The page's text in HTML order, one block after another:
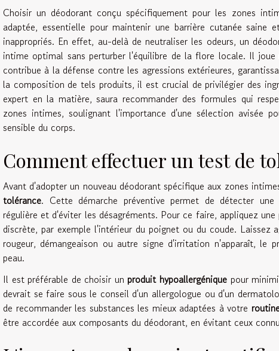
Choisir un déodorant conçu spécifiquement pour les zones
adaptée, essentielle pour maintenir une barrière cutanée
inappropriés. En effet, au-delà de neutraliser les odeurs, un
intime optimal sans perturber l'équilibre de la flore locale. Il
contribue à la défense contre les agressions extérieures,
la composition de tels produits, il est crucial de privilégier des
expert en la matière, saura recommander des formules qui
zones intimes, soulignant l'importance d'une sélection avisée
sensible du corps.
Comment effectuer un test de
Avant d'adopter un nouveau déodorant spécifique aux zones
tolérance. Cette démarche préventive permet de détecter une
régulière et d'éviter les désagréments. Pour ce faire, appliquez
discrète, par exemple l'intérieur du poignet ou du coude. Laissez
rougeur, démangeaison ou autre signe d'irritation n'apparaît,
peau.
Il est préférable de choisir unproduit hypoallergéniquepour
devrait se faire sous le conseil d'un allergologue ou d'un
de recommander les substances les mieux adaptées à votre
être accordée aux composants du déodorant, en évitant ceux